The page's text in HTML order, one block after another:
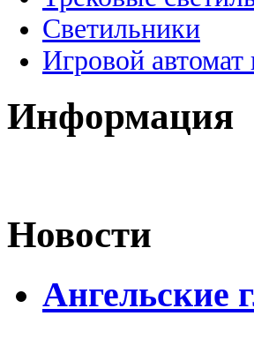
Светильники
Игровой
Информация
Новости
Ангельские